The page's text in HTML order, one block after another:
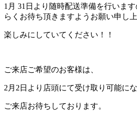
1月 31日より随時配送準備を行いま
らくお待ち頂きますようお願い申し上
楽しみにしていてください！！
ご来店ご希望のお客様は、
2月2日より店頭にて受け取り可能にな
ご来店お待ちしております。